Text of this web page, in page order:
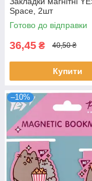
Space, 2шт
Готово до відправки
36,45 ₴ 40,50 ₴
Купити
–10%